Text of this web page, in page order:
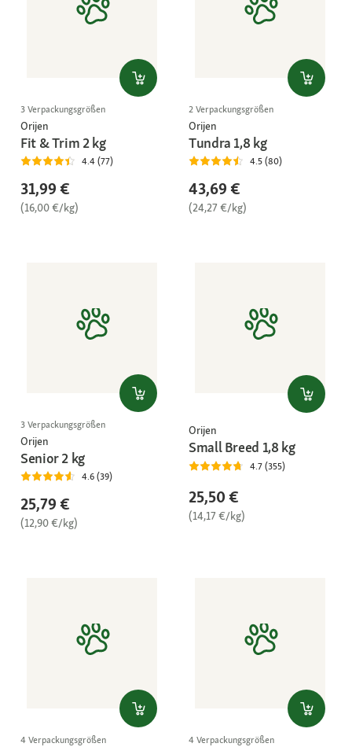
3 Verpackungsgrößen
Orijen
Fit & Trim 2 kg
4.4 (77)
31,99 €
(16,00 €/kg)
2 Verpackungsgrößen
Orijen
Tundra 1,8 kg
4.5 (80)
43,69 €
(24,27 €/kg)
3 Verpackungsgrößen
Orijen
Senior 2 kg
4.6 (39)
25,79 €
(12,90 €/kg)
Orijen
Small Breed 1,8 kg
4.7 (355)
25,50 €
(14,17 €/kg)
4 Verpackungsgrößen 4 Verpackungsgrößen